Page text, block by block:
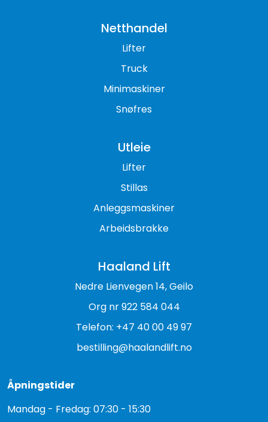
Netthandel
Lifter
Truck
Minimaskiner
Snøfres
Utleie
Lifter
Stillas
Anleggsmaskiner
Arbeidsbrakke
Haaland Lift
Nedre Lienvegen 14, Geilo
Org nr 922 584 044
Telefon: +47 40 00 49 97
bestilling@haalandlift.no
Åpningstider
Mandag - Fredag: 07:30 - 15:30